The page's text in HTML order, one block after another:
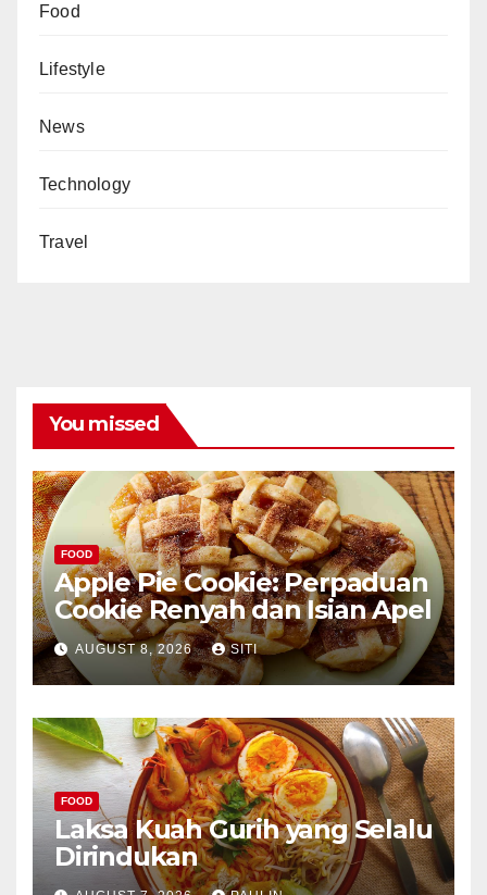
Food
Lifestyle
News
Technology
Travel
You missed
FOOD
Apple Pie Cookie: Perpaduan
Cookie Renyah dan Isian Apel
AUGUST 8, 2026 SITI
FOOD
Laksa Kuah Gurih yang Selalu
Dirindukan